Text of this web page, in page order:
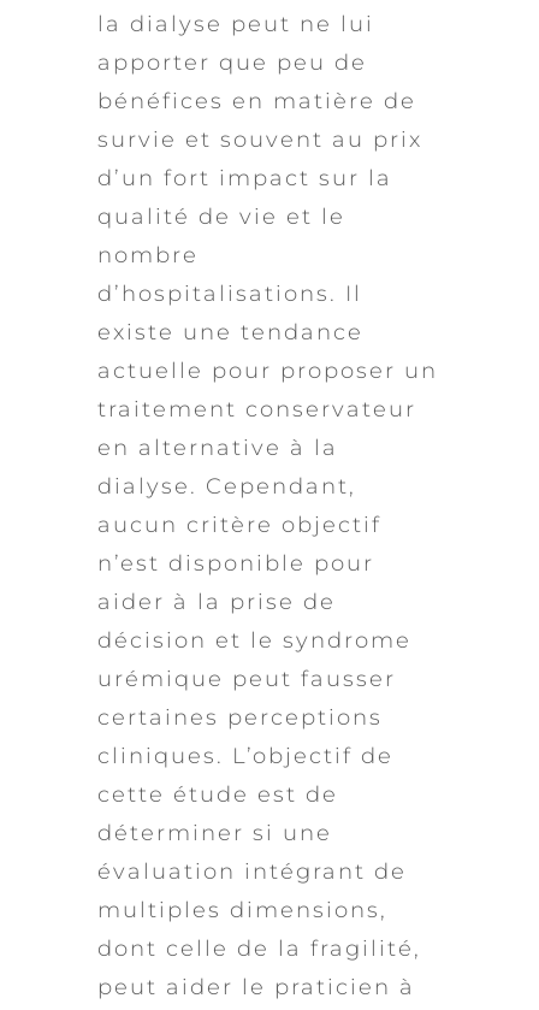
la dialyse peut ne lui
apporter que peu de
bénéfices en matière de
survie et souvent au prix
d’un fort impact sur la
qualité de vie et le
nombre
d’hospitalisations. Il
existe une tendance
actuelle pour proposer un
traitement conservateur
en alternative à la
dialyse. Cependant,
aucun critère objectif
n’est disponible pour
aider à la prise de
décision et le syndrome
urémique peut fausser
certaines perceptions
cliniques. L’objectif de
cette étude est de
déterminer si une
évaluation intégrant de
multiples dimensions,
dont celle de la fragilité,
peut aider le praticien à